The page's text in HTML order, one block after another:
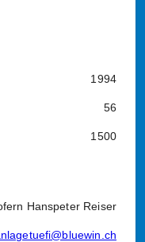
1994
56
1500
Hanspeter Reiser